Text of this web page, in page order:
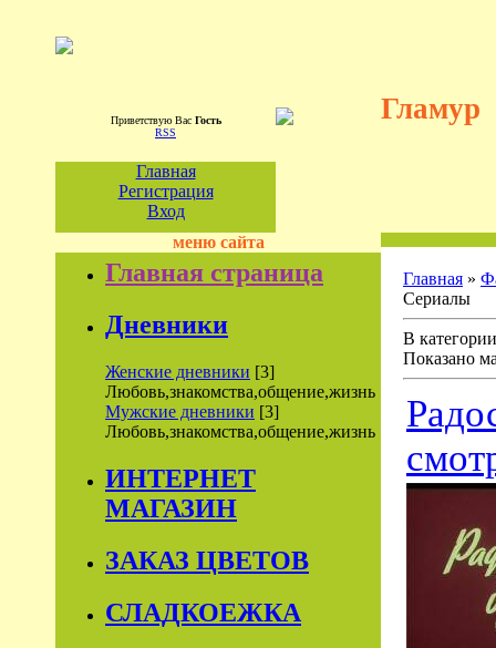
Приветствую Вас Гость
RSS
Гламур
Главная
Регистрация
Вход
меню сайта
Главная страница
Дневники
Женские дневники [3]
Любовь,знакомства,общение,жизнь
Мужские дневники [3]
Любовь,знакомства,общение,жизнь
ИНТЕРНЕТ
МАГАЗИН
ЗАКАЗ ЦВЕТОВ
СЛАДКОЕЖКА
Главная »
Сериалы
В
Показано